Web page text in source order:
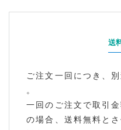
送
ご注文一回につき、
。
一回のご注文で取引
の場合、送料無料と